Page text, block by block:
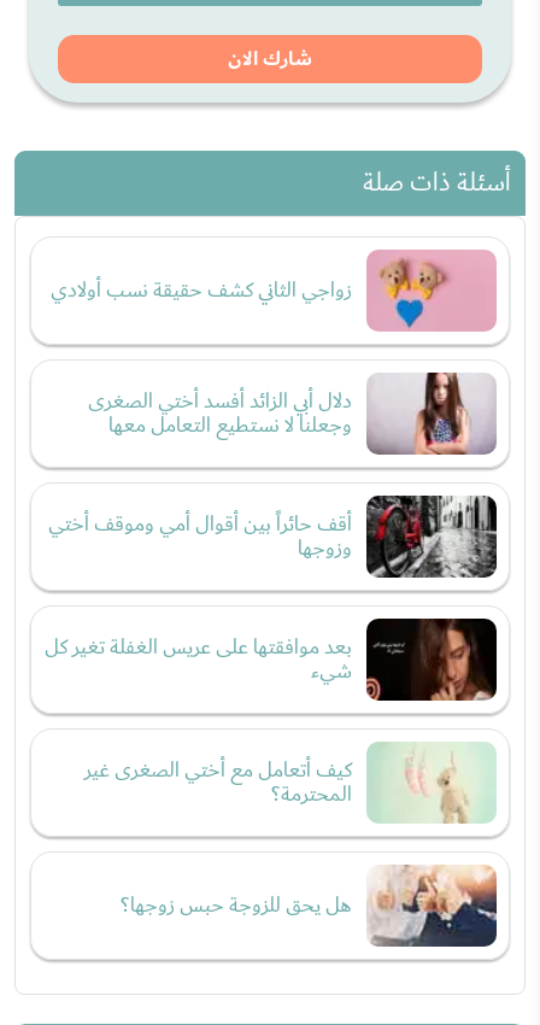
شارك الان
أسئلة ذات صلة
زواجي الثاني كشف حقيقة نسب أولادي
دلال أبي الزائد أفسد أختي الصغرى
وجعلنا لا نستطيع التعامل معها
أقف حائراً بين أقوال أمي وموقف أختي
وزوجها
بعد موافقتها على عريس الغفلة تغير كل
شيء
كيف أتعامل مع أختي الصغرى غير
المحترمة؟
هل يحق للزوجة حبس زوجها؟